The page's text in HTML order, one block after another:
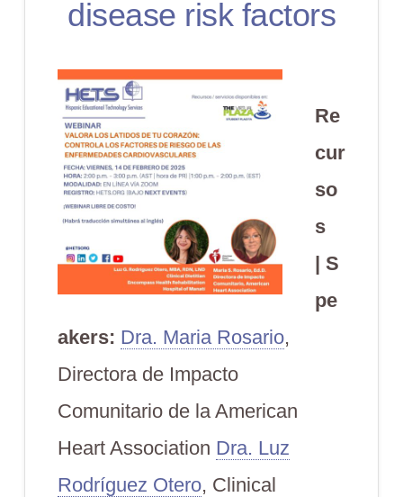
disease risk factors
Re
cur
so
s
| S
pe
akers: Dra. Maria Rosario,
Directora de Impacto
Comunitario de la American
Heart Association Dra. Luz
Rodríguez Otero, Clinical